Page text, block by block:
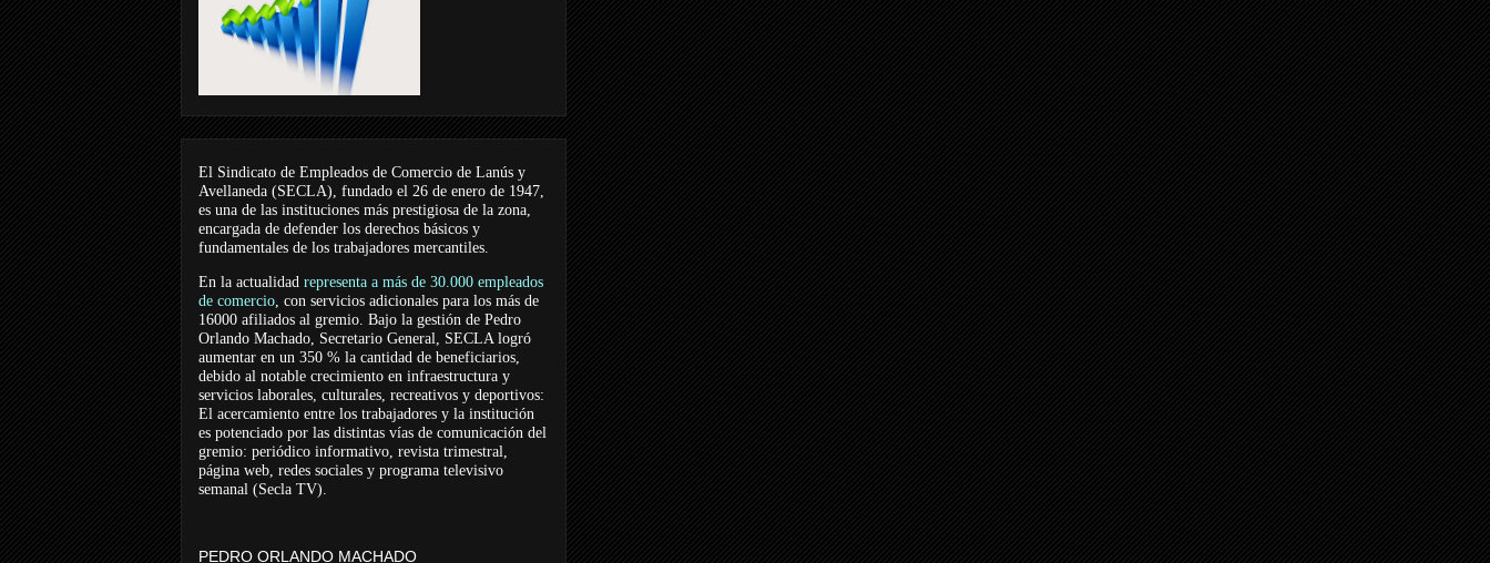
El Sindicato de Empleados de Comercio de Lanús y
Avellaneda (SECLA), fundado el 26 de enero de 1947,
es una de las instituciones más prestigiosa de la zona,
encargada de defender los derechos básicos y
fundamentales de los trabajadores mercantiles.
En la actualidad representa a más de 30.000 empleados
de comercio, con servicios adicionales para los más de
16000 afiliados al gremio. Bajo la gestión de Pedro
Orlando Machado, Secretario General, SECLA logró
aumentar en un 350 % la cantidad de beneficiarios,
debido al notable crecimiento en infraestructura y
servicios laborales, culturales, recreativos y deportivos:
El acercamiento entre los trabajadores y la institución
es potenciado por las distintas vías de comunicación del
gremio: periódico informativo, revista trimestral,
página web, redes sociales y programa televisivo
semanal (Secla TV).
PEDRO ORLANDO MACHADO